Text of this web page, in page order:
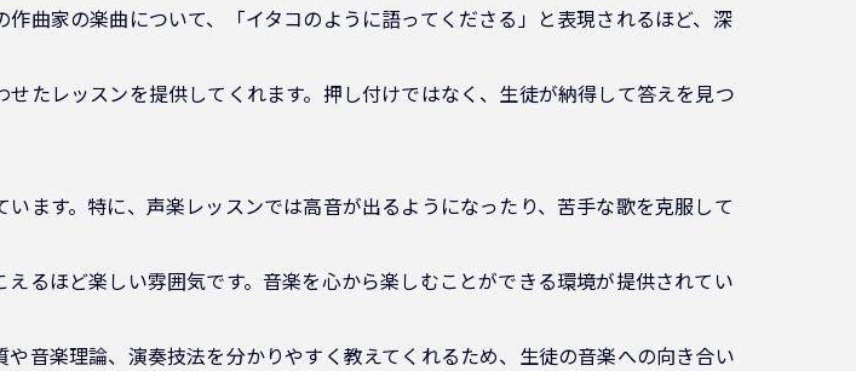
曲家の楽曲について、「イタコのように語ってくださる」と表現されるほど、深
たレッスンを提供してくれます。押し付けではなく、生徒が納得して答えを見つ
ます。特に、声楽レッスンでは高音が出るようになったり、苦手な歌を克服して
るほど楽しい雰囲気です。音楽を心から楽しむことができる環境が提供されてい
音楽理論、演奏技法を分かりやすく教えてくれるため、生徒の音楽への向き合い